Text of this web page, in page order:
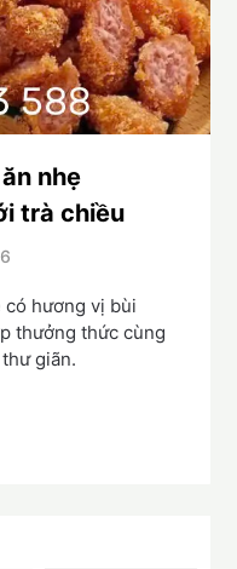
nhẹ
trà chiều
có hương vị bùi
thưởng thức cùng
giãn.